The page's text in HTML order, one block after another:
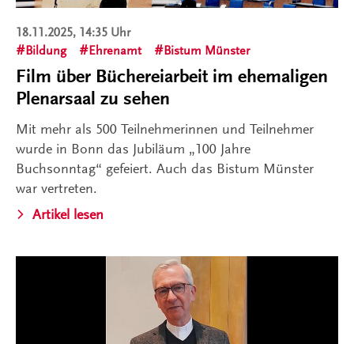
18.11.2025, 14:35 Uhr
Bildung
Ehrenamt Bistum Münster
Film über Büchereiarbeit im ehemaligen
Plenarsaal zu sehen
Mit mehr als 500 Teilnehmerinnen und Teilnehmer
wurde in Bonn das Jubiläum „100 Jahre
Buchsonntag“ gefeiert. Auch das Bistum Münster
war vertreten.
Artikel lesen